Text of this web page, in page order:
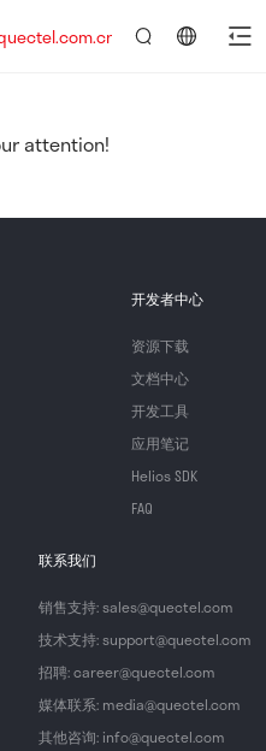
attention!
开发者中心
资源下载
文档中心
开发工具
应用笔记
Helios SDK
FAQ
联系我们
销售支持: sales@quectel.com
技术支持: support@quectel.com
招聘: career@quectel.com
媒体联系: media@quectel.com
其他咨询: info@quectel.com